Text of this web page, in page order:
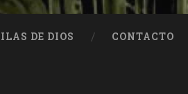
DE DIOS CONTACTO